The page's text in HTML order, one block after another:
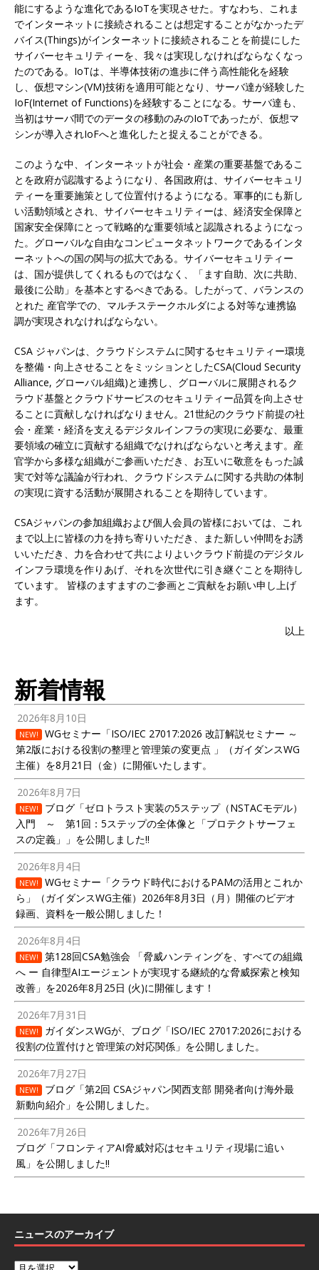
能にするような進化であるIoTを実現させた。すなわち、これま
でインターネットに接続されることは想定することがなかったデ
バイス(Things)がインターネットに接続されることを前提にした
サイバーセキュリティーを、我々は実現しなければならなくなっ
たのである。IoTは、半導体技術の進歩に伴う高性能化を経験
し、仮想マシン(VM)技術を適用可能となり、サーバ達が経験した
IoF(Internet of Functions)を経験することになる。サーバ達も、
当初はサーバ間でのデータの移動のみのIoTであったが、仮想マ
シンが導入されIoFへと進化したと捉えることができる。
このような中、インターネットが社会・産業の重要基盤であるこ
とを政府が認識するようになり、各国政府は、サイバーセキュリ
ティーを重要施策として位置付けるようになる。軍事的にも新し
い活動領域とされ、サイバーセキュリティーは、経済安全保障と
国家安全保障にとって戦略的な重要領域と認識されるようになっ
た。グローバルな自由なコンピュータネットワークであるインタ
ーネットへの国の関与の拡大である。サイバーセキュリティー
は、国が提供してくれるものではなく、「ます自助、次に共助、
最後に公助」を基本とするべきである。したがって、バランスの
とれた 産官学での、マルチステークホルダによる対等な連携協
調が実現されなければならない。
CSA ジャパンは、クラウドシステムに関するセキュリティー環境
を整備・向上させることをミッションとしたCSA(Cloud Security
Alliance, グローバル組織)と連携し、グローバルに展開されるク
ラウド基盤とクラウドサービスのセキュリティー品質を向上させ
ることに貢献しなければなりません。21世紀のクラウド前提の社
会・産業・経済を支えるデジタルインフラの実現に必要な、最重
要領域の確立に貢献する組織でなければならないと考えます。産
官学から多様な組織がご参画いただき、お互いに敬意をもった誠
実で対等な議論が行われ、クラウドシステムに関する共助の体制
の実現に資する活動が展開されることを期待しています。
CSAジャパンの参加組織および個人会員の皆様においては、これ
まで以上に皆様の力を持ち寄りいただき、また新しい仲間をお誘
いいただき、力を合わせて共によりよいクラウド前提のデジタル
インフラ環境を作りあげ、それを次世代に引き継ぐことを期待し
ています。 皆様のますますのご参画とご貢献をお願い申し上げ
ます。
以上
新着情報
2026年8月10日
NEW!
WGセミナー「ISO/IEC 27017:2026 改訂解説セミナー ～
第2版における役割の整理と管理策の変更点 」（ガイダンスWG
主催）を8月21日（金）に開催いたします。
2026年8月7日
NEW!
ブログ「ゼロトラスト実装の5ステップ（NSTACモデル）
入門 ～ 第1回：5ステップの全体像と「プロテクトサーフェ
スの定義」」を公開しました!!
2026年8月4日
NEW!
WGセミナー「クラウド時代におけるPAMの活用とこれか
ら」（ガイダンスWG主催）2026年8月3日（月）開催のビデオ
録画、資料を一般公開しました！
2026年8月4日
NEW!
第128回CSA勉強会 「脅威ハンティングを、すべての組織
へ ー 自律型AIエージェントが実現する継続的な脅威探索と検知
改善」を2026年8月25日 (火)に開催します！
2026年7月31日
NEW!
ガイダンスWGが、ブログ「ISO/IEC 27017:2026における
役割の位置付けと管理策の対応関係」を公開しました。
2026年7月27日
NEW!
ブログ「第2回 CSAジャパン関西支部 開発者向け海外最
新動向紹介」を公開しました。
2026年7月26日
ブログ「フロンティアAI脅威対応はセキュリティ現場に追い
風」を公開しました!!
ニュースのアーカイブ